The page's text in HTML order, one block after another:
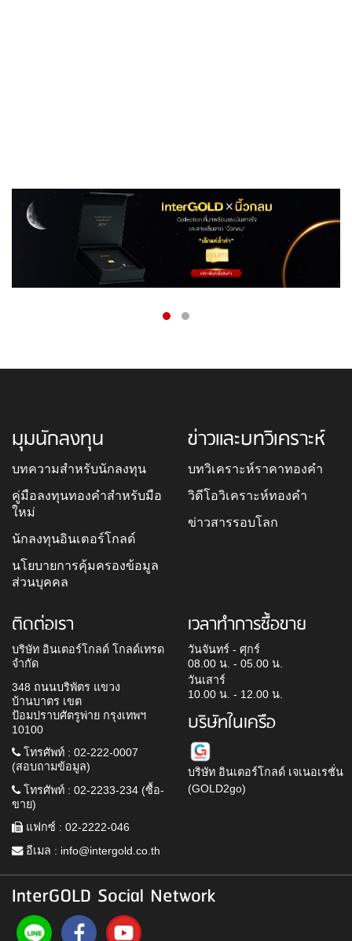
มุมนักลงทุน
บทความสำหรับนักลงทุน
คู่มือลงทุนทองคำสำหรับมือ
ใหม่
นักลงทุนอินเตอร์โกลด์
นโยบายการคุ้มครองข้อมูล
ส่วนบุคคล
ข่าวและบทวิเคราะห์
บทวิเคราะห์ราคาทองคำ
วิดีโอวิเคราะห์ทองคำ
ข่าวสารรอบโลก
ติดต่อเรา
บริษัท อินเตอร์โกลด์ โกลด์เทรด
จำกัด
348 ถนนบริพัตร แขวง
บ้านบาตร เขต
ป้อมปราบศัตรูพ่าย กรุงเทพฯ
10100
โทรศัพท์ : 02-222-0007
(สอบถามข้อมูล)
โทรศัพท์ : 02-2233-234 (ซื้อ-
ขาย)
แฟกซ์ : 02-2222-046
อีเมล : info@intergold.co.th
เวลาทำการซื้อขาย
วันจันทร์ - ศุกร์
08.00 น. - 05.00 น.
วันเสาร์
10.00 น. - 12.00 น.
บริษัทในเครือ
บริษัท อินเตอร์โกลด์ เจเนอเรชั่น
(GOLD2go)
InterGOLD Social Network